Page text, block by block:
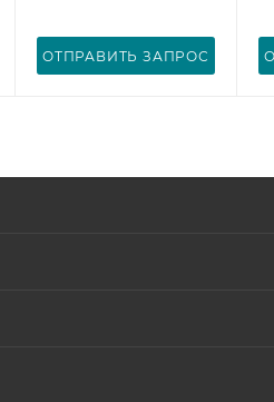
ОТПРАВИТЬ ЗАПРОС